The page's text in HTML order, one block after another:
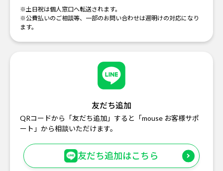
※土日祝は個人窓口へ転送されます。
※公費払いのご相談等、一部のお問い合わせは週明けの対応になり
ます。
友だち追加
QRコードから「友だち追加」すると「mouse お客様サポ
ート」から相談いただけます。
友だち追加はこちら